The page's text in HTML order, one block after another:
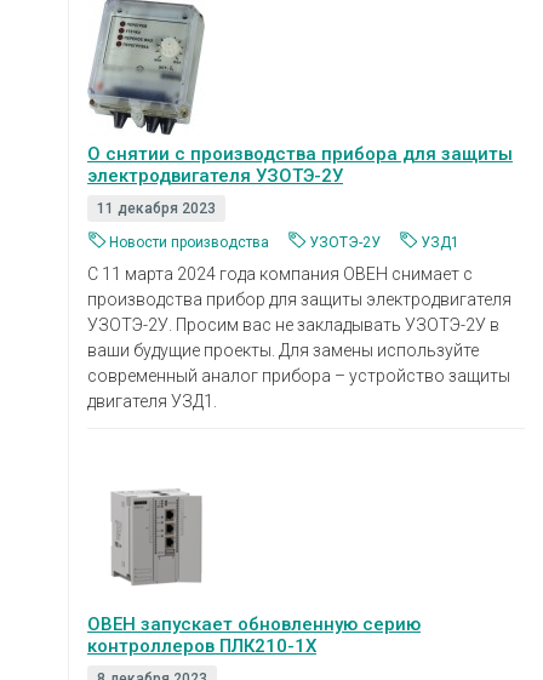
О снятии с производства прибора для защиты
электродвигателя УЗОТЭ-2У
11 декабря 2023
Новости производства
УЗОТЭ-2У УЗД1
С 11 марта 2024 года компания ОВЕН снимает с
производства прибор для защиты электродвигателя
УЗОТЭ-2У. Просим вас не закладывать УЗОТЭ-2У в
ваши будущие проекты. Для замены используйте
современный аналог прибора – устройство защиты
двигателя УЗД1.
ОВЕН запускает обновленную серию
контроллеров ПЛК210-1X